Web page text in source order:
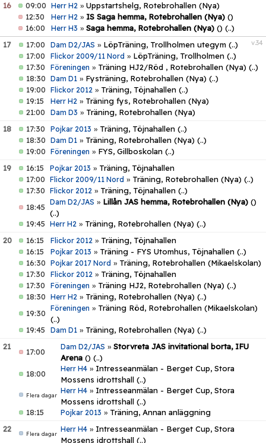
16
09:00 Herr H2 » Uppstartshelg, Rotebrohallen (Nya)
12:30
Herr H2 » IS Saga hemma, Rotebrohallen (Nya) ()
16:00
Herr H3 » Saga hemma, Rotebrohallen (Nya) () (..)
v.34
17 17:00 Dam D2/JAS » LöpTräning, Trollholmen utegym (..)
17:00 Flickor 2009/11 Nord » LöpTräning, Trollholmen (..)
17:30 Föreningen » Träning HJ2/Röd , Rotebrohallen (Nya) (..)
18:30 Dam D1 » Fysträning, Rotebrohallen (Nya) (..)
19:00 Flickor 2012 » Träning, Töjnahallen (..)
19:15
Herr H2 » Träning fys, Rotebrohallen (Nya)
21:00 Dam D3 » Träning, Rotebrohallen (Nya)
18
17:30 Pojkar 2013 » Träning, Töjnahallen (..)
18:30 Dam D1 » Träning, Rotebrohallen (Nya) (..)
19:00 Föreningen » FYS, Gillboskolan (..)
19
16:15 Pojkar 2013 » Träning, Töjnahallen
17:00 Flickor 2009/11 Nord » Träning, Rotebrohallen (Nya) (..)
17:30 Flickor 2012 » Träning, Töjnahallen (..)
18:45
Dam D2/JAS » Lillån JAS hemma, Rotebrohallen (Nya) ()
(..)
19:45 Herr H2 » Träning, Rotebrohallen (Nya) (..)
20
16:15 Flickor 2012 » Träning, Töjnahallen
16:15
Pojkar 2013 » Träning - FYS Utomhus, Töjnahallen (..)
16:30 Pojkar 2017 Nord » Träning, Rotebrohallen (Mikaelskolan)
17:30 Flickor 2012 » Träning, Töjnahallen
17:30 Föreningen » Träning HJ2, Rotebrohallen (Nya) (..)
18:30 Herr H2 » Träning, Rotebrohallen (Nya) (..)
19:30
Föreningen » Träning Röd, Rotebrohallen (Mikaelskolan)
(..)
19:45 Dam D1 » Träning, Rotebrohallen (Nya) (..)
21
17:00
Dam D2/JAS » Storvreta JAS invitational borta, IFU
Arena () (..)
18:00
Herr H4 » Intresseanmälan - Berget Cup, Stora
Mossens idrottshall (..)
Flera dagar
Herr H4 » Intresseanmälan - Berget Cup, Stora
Mossens idrottshall (..)
18:15
Pojkar 2013 » Träning, Annan anläggning
22
Flera dagar
Herr H4 » Intresseanmälan - Berget Cup, Stora
Mossens idrottshall (..)